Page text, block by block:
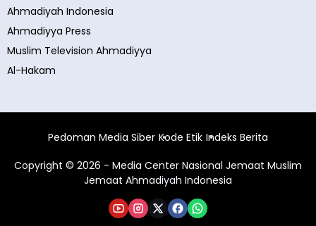
Ahmadiyah Indonesia
Ahmadiyya Press
Muslim Television Ahmadiyya
Al-Hakam
Pedoman Media Siber Kode Etik Indeks Berita
Copyright © 2026 - Media Center Nasional Jemaat Muslim
Jemaat Ahmadiyah Indonesia